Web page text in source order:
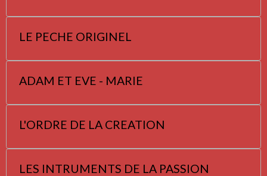
LE PECHE ORIGINEL
ADAM ET EVE - MARIE
L'ORDRE DE LA CREATION
LES INTRUMENTS DE LA PASSION